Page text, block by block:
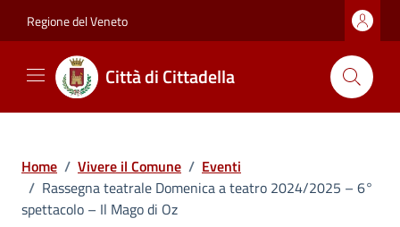
Regione del Veneto
Città di Cittadella
Home / Vivere il Comune / Eventi
/ Rassegna teatrale Domenica a teatro 2024/2025 – 6°
spettacolo – Il Mago di Oz